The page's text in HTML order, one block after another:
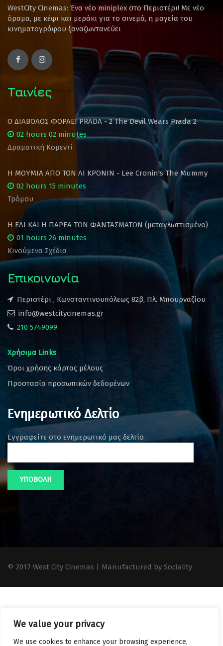
We value your privacy
We use cookies to enhance your browsing experience,
WestCity Cinemas: Ένα νέο miniplex στο Περιστέρι! Mε νέο
όραμα, με κέφι και μεράκι για το σινεμά, η μαγεία του
κινηματογράφου ξαναζωντανεύει
Ταινίες
Ο ΔΙΑΒΟΛΟΣ ΦΟΡΑΕΙ PRADA - 2 The Devil Wears Prada 2
02 hours 02 minutes
Δραματική Κομεντί
Η ΜΟΥΜΙΑ ΑΠΟ ΤΟΝ ΛΙ ΚΡΟΝΙΝ - Lee Cronin's The Mummy
02 hours 15 minutes
Τρόμου
Η ΕΛΙ ΚΑΙ Η ΠΑΡΕΑ ΤΩΝ ΦΑΝΤΑΣΜΑΤΩΝ (μεταγλωττισμένο)
01 hours 26 minutes
Κινούμενα Σχέδια
Επικοινωνία
Περιστέρι , Κωνσταντινουπόλεως 82β, Πλ. Μπουρναζίου
info@westcitycinemas.gr
210 5749099
Χρήσιμα Links
Όροι χρήσης κάρτας μέλους
Προστασία προσωπικών δεδομένων
Ενημερωτικό Δελτίο
Εγγραφείτε στο ενημερωτικό μας δελτίο
© 2017 West City Cinemas | Manufactured by Sociality